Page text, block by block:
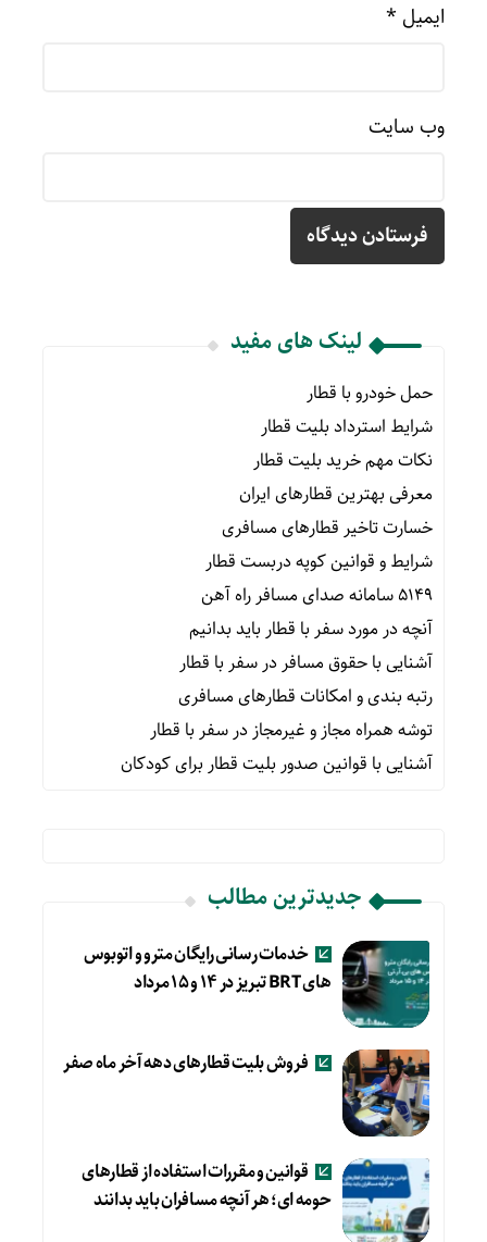
ایمیل *
وب‌ سایت
لینک های مفید
حمل خودرو با قطار
شرایط استرداد بلیت قطار
نکات مهم خرید بلیت قطار
معرفی بهترین قطارهای ایران
خسارت تاخیر قطارهای مسافری
شرایط و قوانین کوپه دربست قطار
۵۱۴۹ سامانه صدای مسافر راه آهن
آنچه در مورد سفر با قطار باید بدانیم
آشنایی با حقوق مسافر در سفر با قطار
رتبه بندی و امکانات قطارهای مسافری
توشه همراه مجاز و غیرمجاز در سفر با قطار
آشنایی با قوانین صدور بلیت قطار برای کودکان
جدیدترین مطالب
خدمات رسانی رایگان مترو و اتوبوس
های BRT تبریز در ۱۴ و ۱۵ مرداد
فروش بلیت قطارهای دهه آخر ماه صفر
قوانین و مقررات استفاده از قطارهای
حومه ای؛ هر آنچه مسافران باید بدانند